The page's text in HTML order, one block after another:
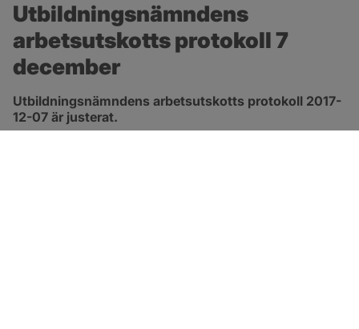
Utbildningsnämndens
arbetsutskotts protokoll 7
december
Utbildningsnämndens arbetsutskotts protokoll 2017-
12-07 är justerat.